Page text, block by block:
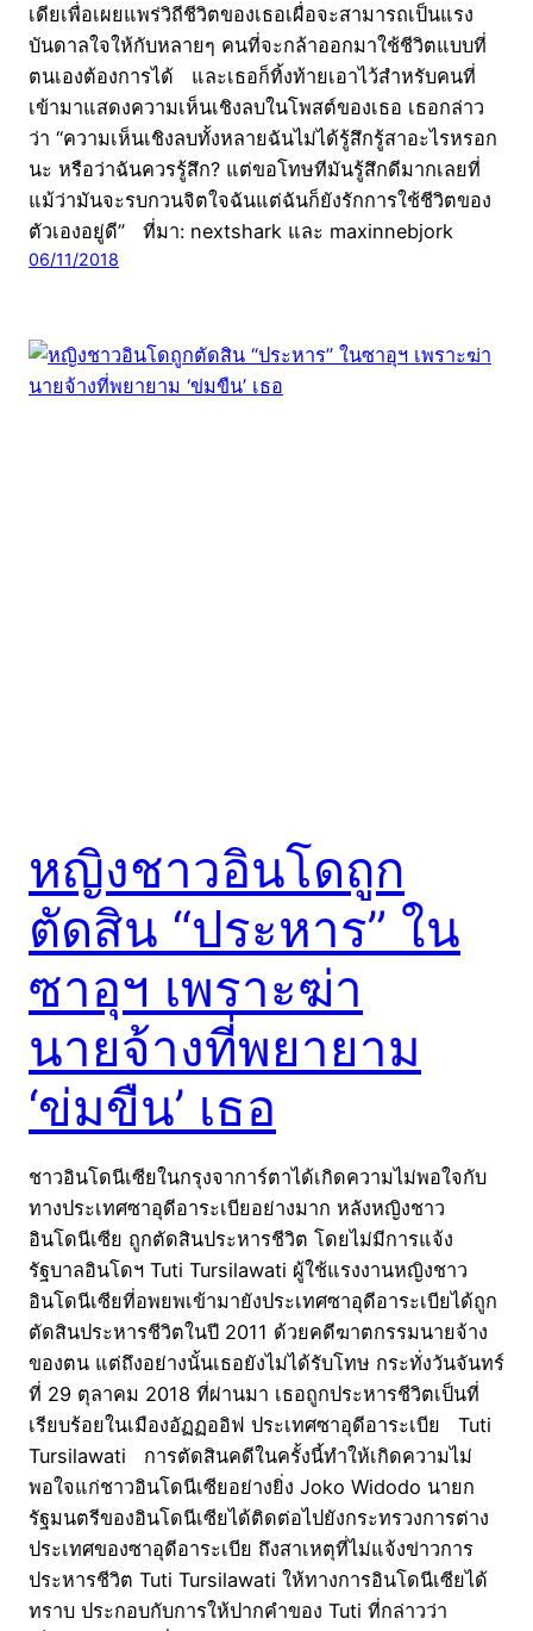
เดียเพื่อเผยแพร่วิถีชีวิตของเธอเผื่อจะสามารถเป็นแรง
บันดาลใจให้กับหลายๆ คนที่จะกล้าออกมาใช้ชีวิตแบบที่
ตนเองต้องการได้ และเธอก็ทิ้งท้ายเอาไว้สำหรับคนที่
เข้ามาแสดงความเห็นเชิงลบในโพสต์ของเธอ เธอกล่าว
ว่า “ความเห็นเชิงลบทั้งหลายฉันไม่ได้รู้สึกรู้สาอะไรหรอก
นะ หรือว่าฉันควรรู้สึก? แต่ขอโทษทีมันรู้สึกดีมากเลยที่
แม้ว่ามันจะรบกวนจิตใจฉันแต่ฉันก็ยังรักการใช้ชีวิตของ
ตัวเองอยู่ดี” ที่มา: nextshark และ maxinnebjork
06/11/2018
หญิงชาวอินโดถูก
ตัดสิน “ประหาร” ใน
ซาอุฯ เพราะฆ่า
นายจ้างที่พยายาม
‘ข่มขืน’ เธอ
ชาวอินโดนีเซียในกรุงจาการ์ตาได้เกิดความไม่พอใจกับ
ทางประเทศซาอุดีอาระเบียอย่างมาก หลังหญิงชาว
อินโดนีเซีย ถูกตัดสินประหารชีวิต โดยไม่มีการแจ้ง
รัฐบาลอินโดฯ Tu‌ti Turs‌ila‌wati ผู้ใช้แรงงานหญิงชาว
อินโดนีเซียที่อพยพเข้ามายังประเทศซาอุดีอาระเบียได้ถูก
ตัดสินประหารชีวิตในปี 2011 ด้วยคดีฆาตกรรมนายจ้าง
ของตน แต่ถึงอย่างนั้นเธอยังไม่ได้รับโทษ กระทั่งวันจันทร์
ที่ 29 ตุลาคม 2018 ที่ผ่านมา เธอถูกประหารชีวิตเป็นที่
เรียบร้อยในเมืองอัฏฏออิฟ ประเทศซาอุดีอาระเบีย Tu‌ti
Turs‌ila‌wati การตัดสินคดีในครั้งนี้ทำให้เกิดความไม่
พอใจแก่ชาวอินโดนีเซียอย่างยิ่ง Joko Widodo นายก
รัฐมนตรีของอินโดนีเซียได้ติดต่อไปยังกระทรวงการต่าง
ประเทศของซาอุดีอาระเบีย ถึงสาเหตุที่ไม่แจ้งข่าวการ
ประหารชีวิต Tu‌ti Turs‌ila‌wati ให้ทางการอินโดนีเซียได้
ทราบ ประกอบกับการให้ปากคำของ Tuti ที่กล่าวว่า